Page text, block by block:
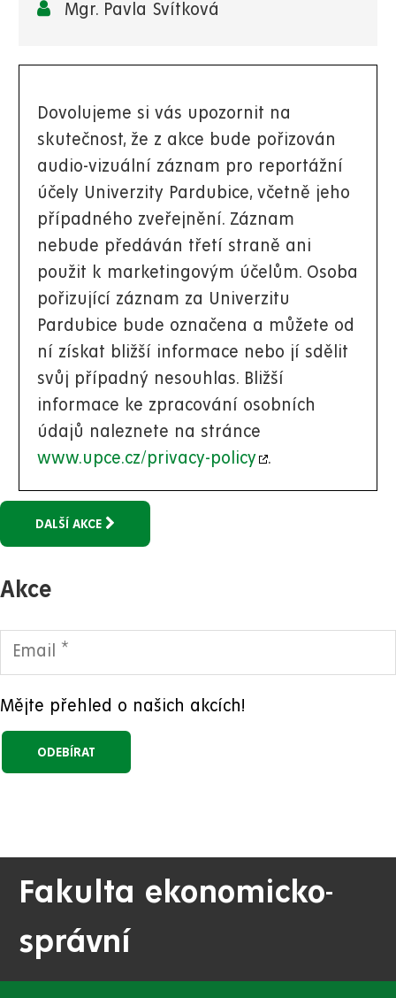
Mgr. Pavla Svítková
Dovolujeme si vás upozornit na
skutečnost, že z akce bude pořizován
audio-vizuální záznam pro reportážní
účely Univerzity Pardubice, včetně jeho
případného zveřejnění. Záznam
nebude předáván třetí straně ani
použit k marketingovým účelům. Osoba
pořizující záznam za Univerzitu
Pardubice bude označena a můžete od
ní získat bližší informace nebo jí sdělit
svůj případný nesouhlas. Bližší
informace ke zpracování osobních
údajů naleznete na stránce
www.upce.cz/privacy-policy
.
DALŠÍ AKCE
Akce
Mějte přehled o našich akcích!
Fakulta ekonomicko-
správní